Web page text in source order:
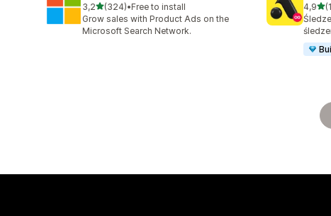
3,2na 5 gwiazdek
(324)
Łączna liczba recenzji: 324
•Free to install
Grow sales with Product Ads on the
Microsoft Search Network.
4,9na